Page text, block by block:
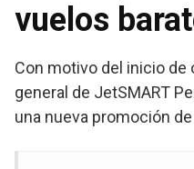
vuelos
Con motivo del inicio de
general de JetSMART
una nueva promoción